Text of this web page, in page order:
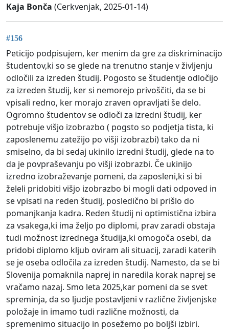
Kaja Bonča (Cerkvenjak, 2025-01-14)
#156
Peticijo podpisujem, ker menim da gre za diskriminacijo
študentov,ki so se glede na trenutno stanje v življenju
odločili za izreden študij. Pogosto se študentje odločijo
za izreden študij, ker si nemorejo privoščiti, da se bi
vpisali redno, ker morajo zraven opravljati še delo.
Ogromno študentov se odloči za izredni študij, ker
potrebuje višjo izobrazbo ( pogsto so podjetja tista, ki
zaposlenemu zatežijo po višji izobrazbi) tako da ni
smiselno, da bi sedaj ukinilo izredni študij, glede na to
da je povpraševanju po višji izobrazbi. Če ukinijo
izredno izobraževanje pomeni, da zaposleni,ki si bi
želeli pridobiti višjo izobrazbo bi mogli dati odpoved in
se vpisati na reden študij, posledično bi prišlo do
pomanjkanja kadra. Reden študij ni optimistična izbira
za vsakega,ki ima željo po diplomi, prav zaradi obstaja
tudi možnost izrednega študija,ki omogoča osebi, da
pridobi diplomo kljub oviram ali situacij, zaradi katerih
se je oseba odločila za izreden študij. Namesto, da se bi
Slovenija pomaknila naprej in naredila korak naprej se
vračamo nazaj. Smo leta 2025,kar pomeni da se svet
spreminja, da so ljudje postavljeni v različne življenjske
položaje in imamo tudi različne možnosti, da
spremenimo situacijo in posežemo po boljši izbiri.